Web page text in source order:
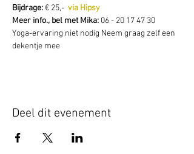
Bijdrage: € 25,- via Hipsy
Meer info., bel met Mika: 06 - 20 17 47 30
Yoga-ervaring niet nodig Neem graag zelf een
dekentje mee
Deel dit evenement